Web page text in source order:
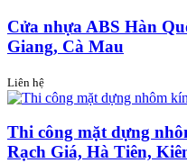
Cửa nhựa ABS Hàn
Giang, Cà Mau
Liên hệ
Thi công mặt dựng
Rạch Giá, Hà Tiên,